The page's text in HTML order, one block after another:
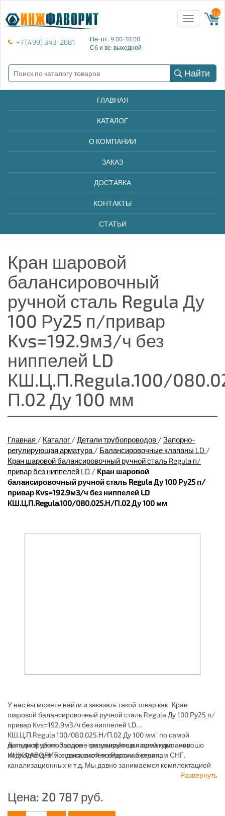
+7 (499) 343-2081
Пн-пт: 9:00-18:00
Сб и вс: выходной
Toggle
navigation
{{
Найти
ГЛАВНАЯ
КАТАЛОГ
О КОМПАНИИ
ЗАКАЗ
ДОСТАВКА
КОНТАКТЫ
СТАТЬИ
Кран шаровой
балансировочный
ручной сталь Regula Ду
100 Ру25 п/привар
Kvs=192.9м3/ч без
ниппелей LD
КШ.Ц.П.Regula.100/
П.02 Ду 100 мм
Главная / Каталог / Детали трубопроводов / Запорно-
регулирующая арматура / Балансировочные клапаны LD /
Кран шаровой балансировочный ручной сталь Regula п/
привар без ниппелей LD / Кран шаровой
балансировочный ручной сталь Regula Ду 100 Ру25 п/
привар Kvs=192.9м3/ч без ниппелей LD
КШ.Ц.П.Regula.100/080.025.Н/П.02 Ду 100 мм
У нас вы можете найти и заказать такой товар как "Кран
шаровой балансировочный ручной сталь Regula Ду 100 Ру25 п/
привар Kvs=192.9м3/ч без ниппелей LD
КШ.Ц.П.Regula.100/080.025.Н/П.02 Ду 100 мм" по самой
выгодной цене. Запорно-регулирующая арматура - хорошо
подходят для монтажа систем водоснабжения,
канализационных и т.д. Мы давно занимаемся комплектацией
объектов ЖКХ и промышленных зданий, имея широкий
водоснабжения, канализации и пожаротушения.
Детали трубопроводов - заказывайте в нашей компании
ИНЖФАВОРИТ, с доставкой по России и странам СНГ.
Развернуть
Цена: 20 787 руб.